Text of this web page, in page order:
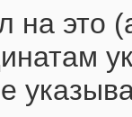
на это